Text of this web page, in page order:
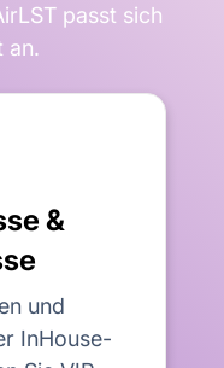
passt sich
an.
&
und
InHouse-